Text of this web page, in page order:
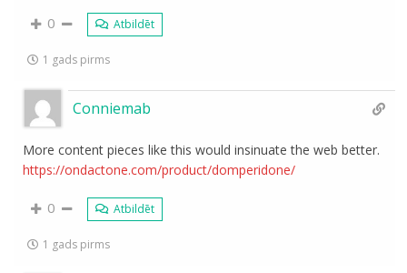
0 Atbildēt
1 gads pirms
Conniemab
More content pieces like this would insinuate the web better.
https://ondactone.com/product/domperidone/
0 Atbildēt
1 gads pirms